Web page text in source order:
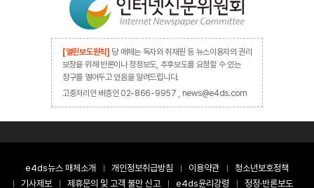
[열린보도원칙] 당 매체는 독자와 취재원 등 뉴스이용자의 권리
보장을 위해 반론이나 정정보도, 추후보도를 요청할 수 있는
창구를 열어두고 있음을 알려드립니다.
고충처리인 배종인 02-866-9957 , news@e4ds.com
e4ds뉴스 매체소개 개인정보취급방침 이용약관
청소년보호정책
기사제보
제휴문의 및 고객 불만 신고 e4ds윤리강령
정정·반론보도